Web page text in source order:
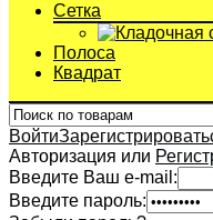
Сетка
Полоса
Квадрат
Войти
Авторизация или
Введите Ваш e-mail:
Введите пароль: